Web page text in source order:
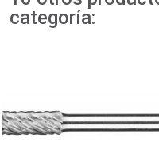
categoría: